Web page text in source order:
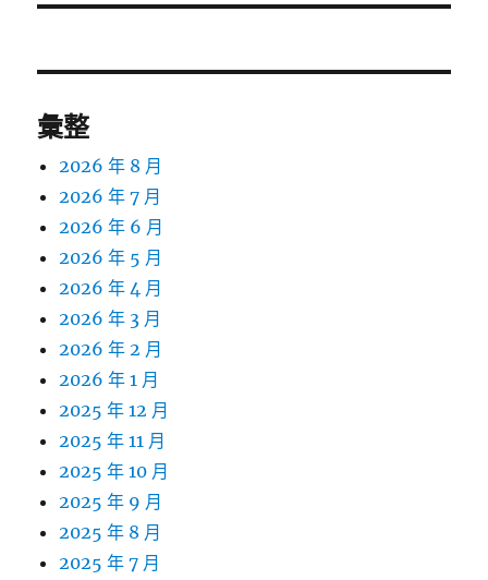
文
彙整
2026 年 8 月
2026 年 7 月
2026 年 6 月
2026 年 5 月
2026 年 4 月
2026 年 3 月
2026 年 2 月
2026 年 1 月
2025 年 12 月
2025 年 11 月
2025 年 10 月
2025 年 9 月
2025 年 8 月
2025 年 7 月